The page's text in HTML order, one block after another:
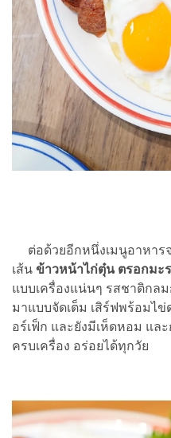
ต่อด้วยอีกหนึ่งเมนูอาหาร
เส้น ข้าวหน้าไก่ตุ๋น ตรอกมะ
แบบเครื่องแน่นๆ รสชาติกล
มาแบบจัดเต็ม เสิร์ฟพร้อมไ
อร์เฟ็ก และยังมีเห็ดหอม และ
ครบเครื่อง อร่อยได้ทุกวัย